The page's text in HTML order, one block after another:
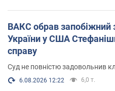
ВАКС обрав запобіжний захід експосолці
України у США Стефанішиній: що відомо про
справу
Суд не повністю задовольнив
6.08.2026 12:22 6,0 т.